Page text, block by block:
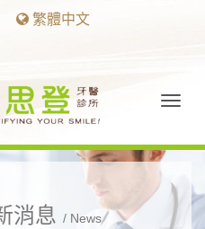
繁體中文
消息 / News